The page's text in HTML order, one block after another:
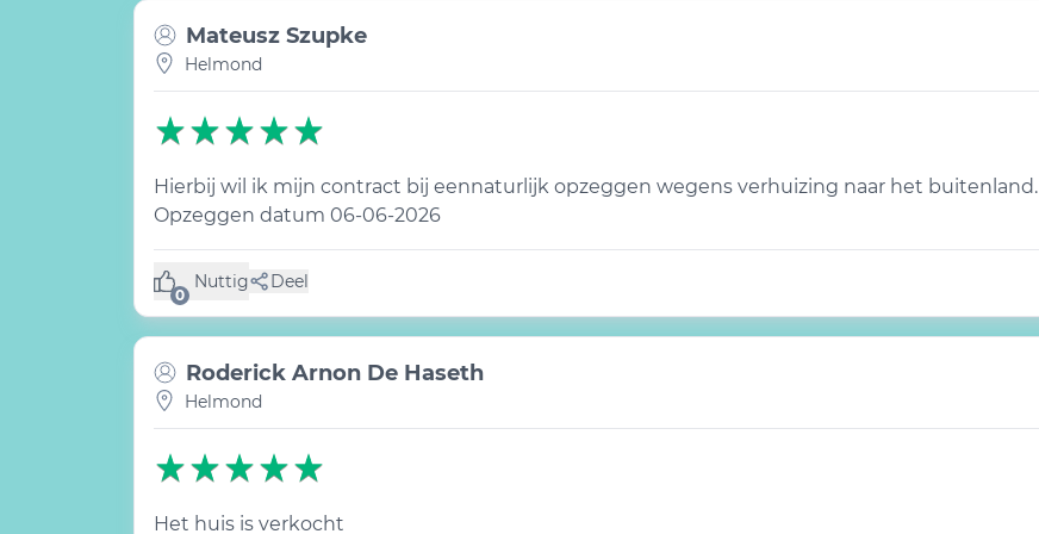
Mateusz Szupke
Helmond
Hierbij wil ik mijn contract bij eennaturlijk opzeggen wegens verhuizing naar het buitenland.
Opzeggen datum 06-06-2026
0
Nuttig
(0 like) Deel
Roderick Arnon De Haseth
Helmond
Het huis is verkocht